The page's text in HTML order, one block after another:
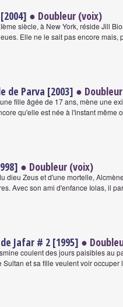
● Doubleur (voix)
siècle, à New York, réside Jill
Elle ne le sait pas encore
de Parva [2003] ●
fille âgée de 17 ans, mène une
qu'elle est née à l'instant même
● Doubleur (voix)
dieu Zeus et d'une mortelle,
Avec son ami d'enfance Iolas, il
Jafar # 2 [1995] ●
coulent des jours paisibles au
Sultan et sa fille veulent voir